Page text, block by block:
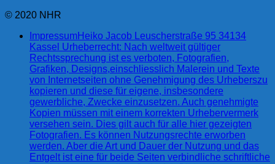
© 2020 NHR
ImpressumHeiko Jacob Leuscherstraße 95 34134
Kassel Urheberrecht: Nach weltweit gültiger
Rechtssprechung ist es verboten, Fotografien,
Grafiken, Designs,einschliesslich Malerein und Texte
von Internetseiten ohne Genehmigung des Urheberszu
kopieren und diese für eigene, insbesondere
gewerbliche, Zwecke einzusetzen. Auch genehmigte
Kopien müssen mit einem korrekten Urhebervermerk
versehen sein. Dies gilt auch für alle hier gezeigten
Fotografien. Es können Nutzungsrechte erworben
werden. Aber die Art und Dauer der Nutzung und das
Entgelt ist eine für beide Seiten verbindliche schriftliche